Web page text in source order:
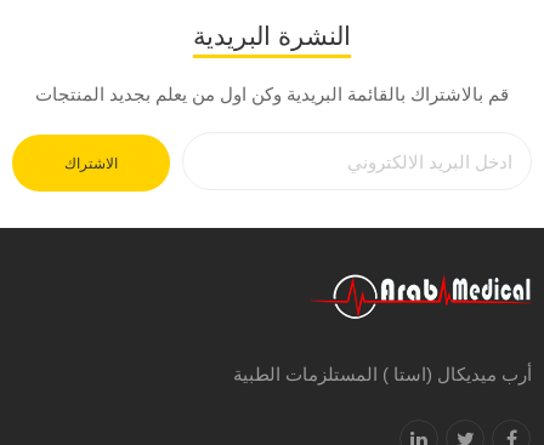
النشرة البريدية
قم بالاشتراك بالقائمة البريدية وكن اول من يعلم بجديد المنتجات
الاشتراك
أرب ميديكال (استا ) المستلزمات الطبية